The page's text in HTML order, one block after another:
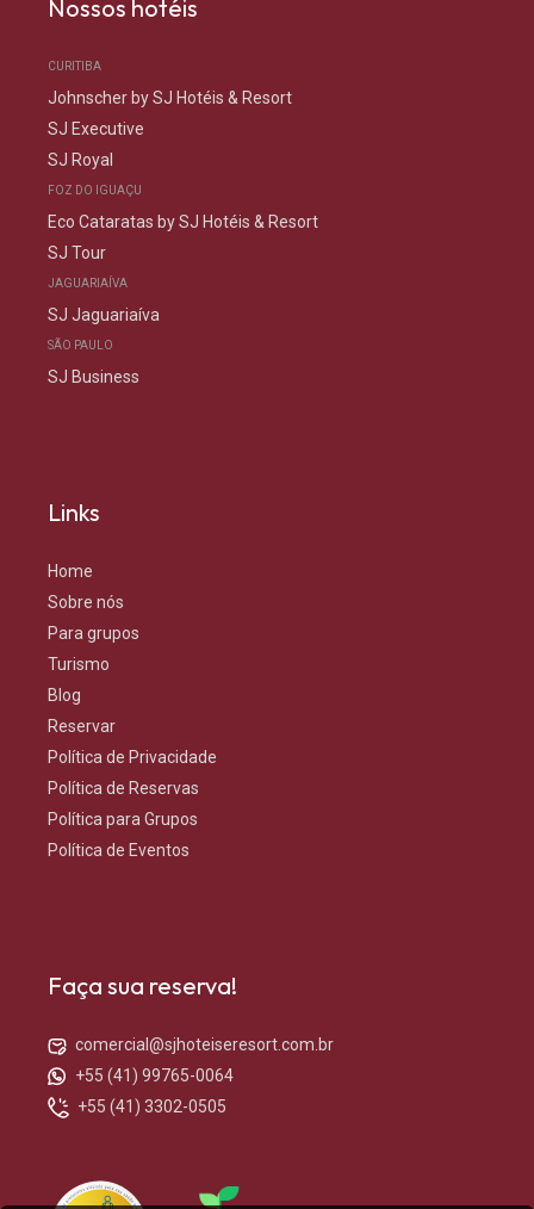
Nossos hotéis
CURITIBA
Johnscher by SJ Hotéis & Resort
SJ Executive
SJ Royal
FOZ DO IGUAÇU
Eco Cataratas by SJ Hotéis & Resort
SJ Tour
JAGUARIAÍVA
SJ Jaguariaíva
SÃO PAULO
SJ Business
Links
Home
Sobre nós
Para grupos
Turismo
Blog
Reservar
Política de Privacidade
Política de Reservas
Política para Grupos
Política de Eventos
Faça sua reserva!
comercial@sjhoteiseresort.com.br
+55 (41) 99765-0064
+55 (41) 3302-0505